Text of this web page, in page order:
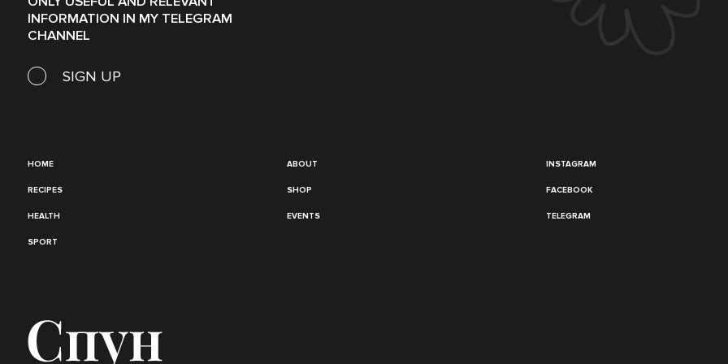
INFORMATION IN MY TELEGRAM
CHANNEL
SIGN UP
HOME
RECIPES
HEALTH
SPORT
ABOUT
SHOP
EVENTS
INSTAGRAM
FACEBOOK
TELEGRAM